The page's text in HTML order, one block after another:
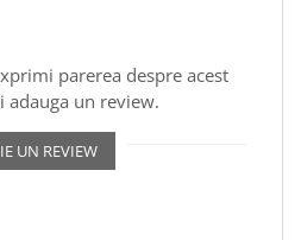
parerea despre acest
adauga un review.
UN REVIEW